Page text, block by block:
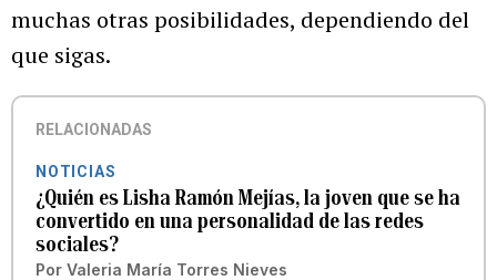
muchas otras posibilidades, dependiendo del
que sigas.
RELACIONADAS
NOTICIAS
¿Quién es Lisha Ramón Mejías, la joven que se ha
convertido en una personalidad de las redes
sociales?
Por Valeria María Torres Nieves